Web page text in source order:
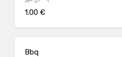
1.00 €
Bbq